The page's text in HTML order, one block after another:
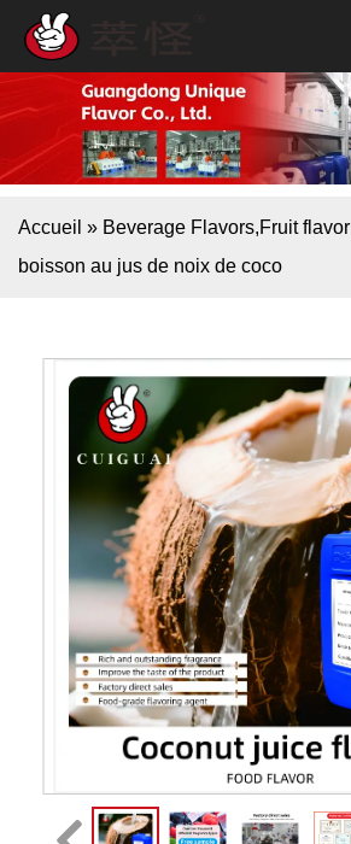
Accueil » Beverage Flavors,Fruit flavor
boisson au jus de noix de coco